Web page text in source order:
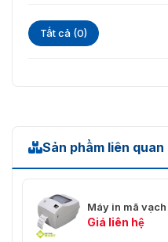
Tất cả (0)
Sản phẩm liên quan
Máy in mã
Giá liên hệ